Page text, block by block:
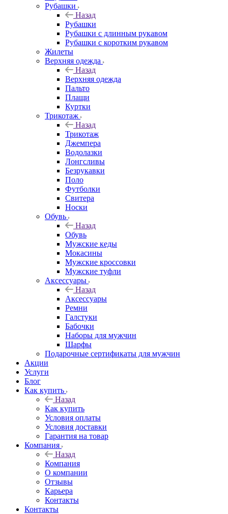
Рубашки
Назад
Рубашки
Рубашки с длинным рукавом
Рубашки с коротким рукавом
Жилеты
Верхняя одежда
Назад
Верхняя одежда
Пальто
Плащи
Куртки
Трикотаж
Назад
Трикотаж
Джемпера
Водолазки
Лонгсливы
Безрукавки
Поло
Футболки
Свитера
Носки
Обувь
Назад
Обувь
Мужские кеды
Мокасины
Мужские кроссовки
Мужские туфли
Аксессуары
Назад
Аксессуары
Ремни
Галстуки
Бабочки
Наборы для мужчин
Шарфы
Подарочные сертификаты для мужчин
Акции
Услуги
Блог
Как купить
Назад
Как купить
Условия оплаты
Условия доставки
Гарантия на товар
Компания
Назад
Компания
О компании
Отзывы
Карьера
Контакты
Контакты